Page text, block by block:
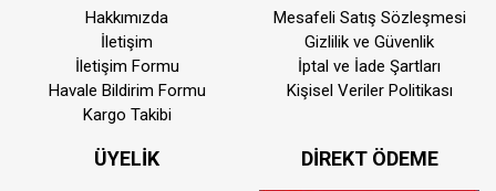
Aynı Gün Kargo
Saat 15:00'a kadar vermiş olduğunuz sipariş
aynı günde kargoya teslim edilmektedir.
Teslimat süresi bulunmuş olduğunuz konuma
göre farklılık gösterebilmektedir. Saat
15:00'dan sonra vermiş olduğunuz siparişler
Hakkımızda
İletişim
İletişim Formu
Havale Bildirim Formu
Kargo Takibi
Mesafeli Satış Sözleşmesi
Gizlilik ve Güvenlik
İptal ve İade Şartları
Kişisel Veriler Politikası
ÜYELİK DİREKT ÖDEME